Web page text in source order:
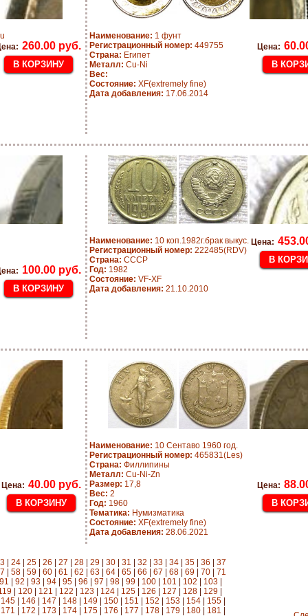
260.00 руб.
Наименование: 1 фунт
Регистрационный номер: 449755
Страна: Египет
Металл: Cu-Ni
Вес:
Состояние: XF(extremely fine)
Дата добавления: 17.06.2014
Цена:
100.00 руб.
Наименование: 10 коп.1982г.брак выкус.
Регистрационный номер: 222485(RDV)
Страна: CCCP
Год: 1982
Состояние: VF-XF
Дата добавления: 21.10.2010
Цена:
Цена: 40.00 руб.
Наименование: 10 Сентаво 1960 год.
Регистрационный номер: 465831(Les)
Страна: Филлипины
Металл: Cu-Ni-Zn
Размер: 17,8
Вес: 2
Год: 1960
Тематика: Нумизматика
Состояние: XF(extremely fine)
Дата добавления: 28.06.2021
Цена:
| 24| 25| 26 27 28| 29| 30| 31 32 33| 34| 35| 36
37
58 59 60 61 62 63 64 65 66 67 68 69 70
71
91 92 93 94 95 96 97 98 99 100 101 102 103
| 120| 121 122 123| 124| 125| 126 127 128| 129|
145 146 147 148 149 150 151 152 153 154 155
171 172 173 174 175 176 177 178 179 180 181